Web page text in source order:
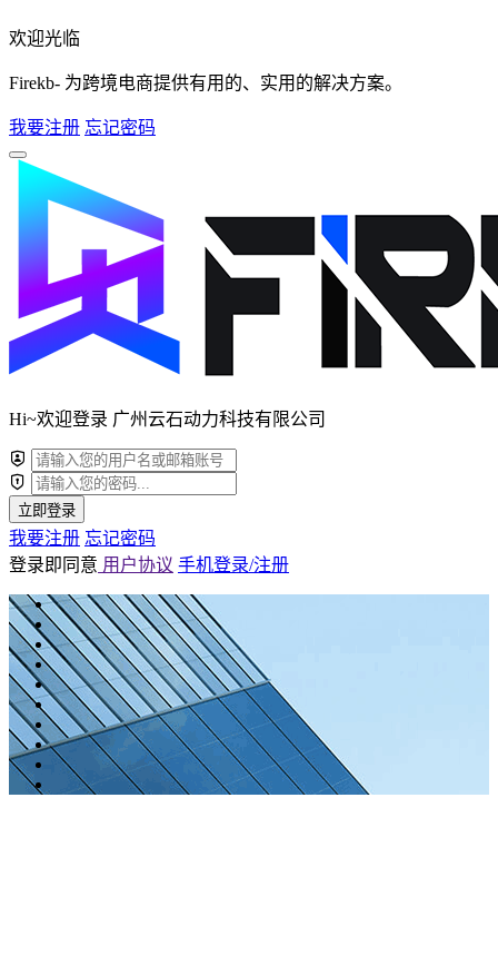
欢迎光临
Firekb- 为跨境电商提供有用的、实用的解决方案。
我要注册 忘记密码
Hi~欢迎登录 广州云石动力科技有限公司
立即登录
我要注册 忘记密码
登录即同意 用户协议 手机登录/注册